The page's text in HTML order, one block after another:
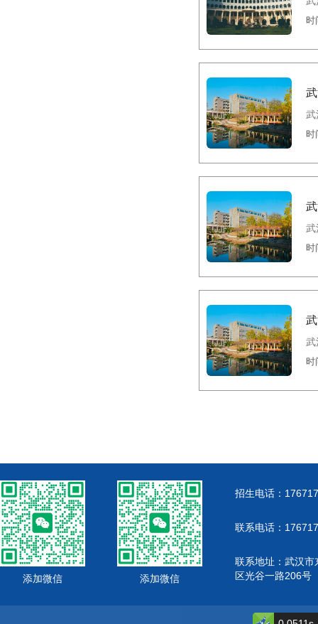
时
武
时
武
时
武
时
添加微信 添加微信
招生电话：
联系电话：
联系地址：武汉市
区光谷一路206号
武汉工程大